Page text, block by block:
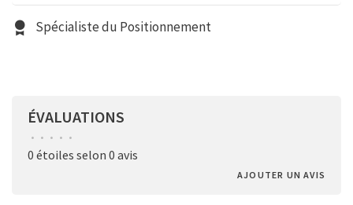
Spécialiste du Positionnement
ÉVALUATIONS
• • • • •
0 étoiles selon 0 avis
AJOUTER UN AVIS